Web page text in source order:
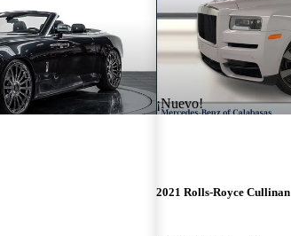
¡Nuevo!
2021 Rolls-Royce Cullinan